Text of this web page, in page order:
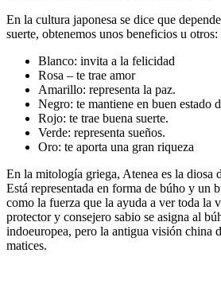
En la cultura japonesa se dice que
suerte, obtenemos unos beneficios u otros:
Blanco: invita a la felicidad
Rosa – te trae amor
Amarillo: representa la paz.
Negro: te mantiene en buen estado
Rojo: te trae buena suerte.
Verde: representa sueños.
Oro: te aporta una gran riqueza
En la mitología griega, Atenea es la diosa
Está representada en forma de búho y un
como la fuerza que la ayuda a ver toda la
protector y consejero sabio se asigna al
indoeuropea, pero la antigua visión china
matices.